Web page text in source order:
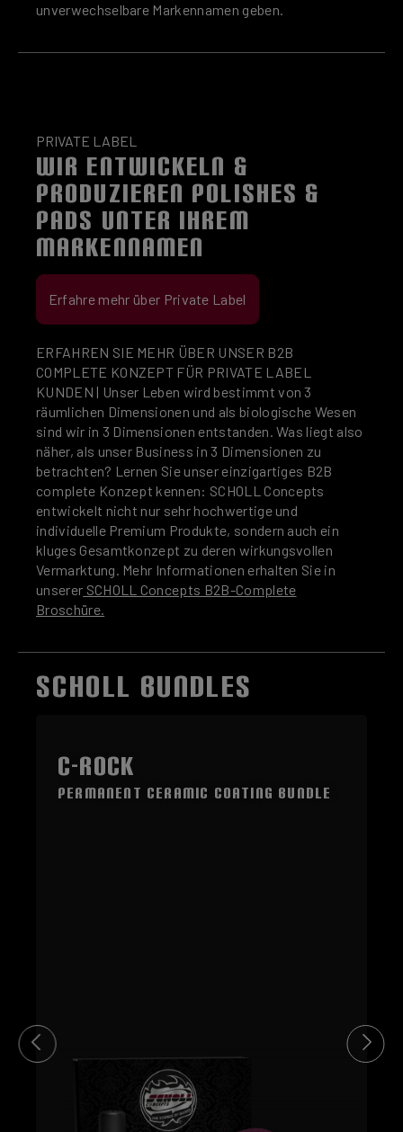
unverwechselbare Markennamen geben.
PRIVATE LABEL
WIR ENTWICKELN &
PRODUZIEREN POLISHES &
PADS UNTER IHREM
MARKENNAMEN
Erfahre mehr über Private Label
ERFAHREN SIE MEHR ÜBER UNSER B2B
COMPLETE KONZEPT FÜR PRIVATE LABEL
KUNDEN | Unser Leben wird bestimmt von 3
räumlichen Dimensionen und als biologische Wesen
sind wir in 3 Dimensionen entstanden. Was liegt also
näher, als unser Business in 3 Dimensionen zu
betrachten? Lernen Sie unser einzigartiges B2B
complete Konzept kennen: SCHOLL Concepts
entwickelt nicht nur sehr hochwertige und
individuelle Premium Produkte, sondern auch ein
kluges Gesamtkonzept zu deren wirkungsvollen
Vermarktung. Mehr Informationen erhalten Sie in
unserer SCHOLL Concepts B2B-Complete
Broschüre.
Produktgalerie überspringen
SCHOLL BUNDLES
C-ROCK
Permanent Ceramic Coating Bundle